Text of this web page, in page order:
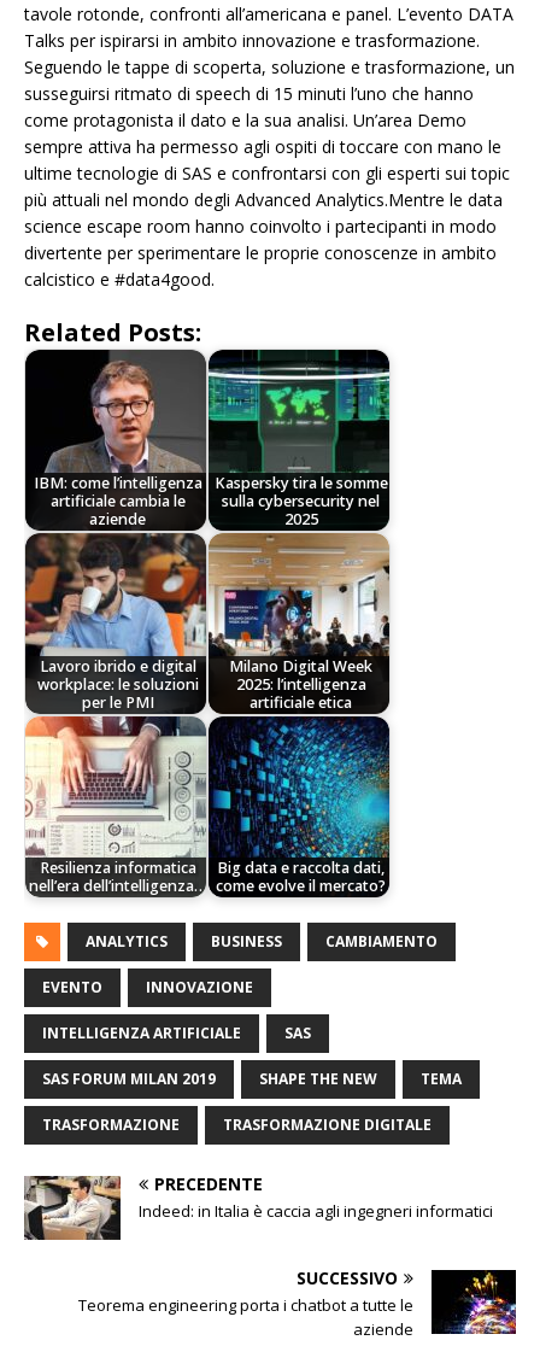
tavole rotonde, confronti all’americana e panel. L’evento DATA
Talks per ispirarsi in ambito innovazione e trasformazione.
Seguendo le tappe di scoperta, soluzione e trasformazione, un
susseguirsi ritmato di speech di 15 minuti l’uno che hanno
come protagonista il dato e la sua analisi. Un’area Demo
sempre attiva ha permesso agli ospiti di toccare con mano le
ultime tecnologie di SAS e confrontarsi con gli esperti sui topic
più attuali nel mondo degli Advanced Analytics.Mentre le data
science escape room hanno coinvolto i partecipanti in modo
divertente per sperimentare le proprie conoscenze in ambito
calcistico e #data4good.
Related Posts:
IBM: come l’intelligenza
artificiale cambia le
aziende
Kaspersky tira le somme
sulla cybersecurity nel
2025
Lavoro ibrido e digital
workplace: le soluzioni
per le PMI
Milano Digital Week
2025: l’intelligenza
artificiale etica
Resilienza informatica
nell’era dell’intelligenza…
Big data e raccolta dati,
come evolve il mercato?
ANALYTICS BUSINESS CAMBIAMENTO
EVENTO INNOVAZIONE
INTELLIGENZA ARTIFICIALE SAS
SAS FORUM MILAN 2019 SHAPE THE NEW TEMA
TRASFORMAZIONE TRASFORMAZIONE DIGITALE
PRECEDENTE
Indeed: in Italia è caccia agli ingegneri informatici
SUCCESSIVO
Teorema engineering porta i chatbot a tutte le
aziende